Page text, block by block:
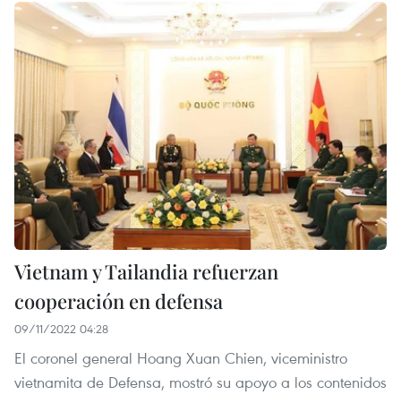
Vietnam y Tailandia refuerzan
cooperación en defensa
09/11/2022 04:28
El coronel general Hoang Xuan Chien, viceministro
vietnamita de Defensa, mostró su apoyo a los contenidos